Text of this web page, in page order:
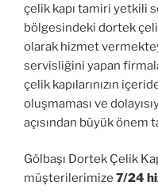
çelik kapı tamiri yetkili
bölgesindeki dortek
olarak hizmet
servisliğini yapan
çelik kapılarınızın
oluşmaması ve
açısından büyük önem
Gölbaşı Dortek Çelik
müşterilerimize 7/24